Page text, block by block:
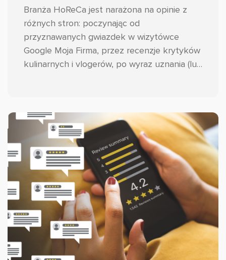
Branża HoReCa jest narażona na opinie z
różnych stron: poczynając od
przyznawanych gwiazdek w wizytówce
Google Moja Firma, przez recenzje krytyków
kulinarnych i vlogerów, po wyraz uznania (lub
ten proces i skutecznie zbierać opinie w
branży HoReCa!